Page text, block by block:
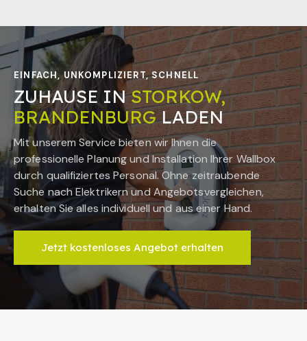
EINFACH, UNKOMPLIZIERT, SCHNELL
ZUHAUSE INSTORKOW,
BRANDENBURGLADEN
Mit unserem Service bieten wir Ihnen die
professionelle Planung und Installation Ihrer Wallbox
durch qualifiziertes Personal. Ohne zeitraubende
Suche nach Elektrikern und Angebotsvergleichen,
erhalten Sie alles individuell und aus einer Hand.
Jetzt kostenloses Angebot erhalten